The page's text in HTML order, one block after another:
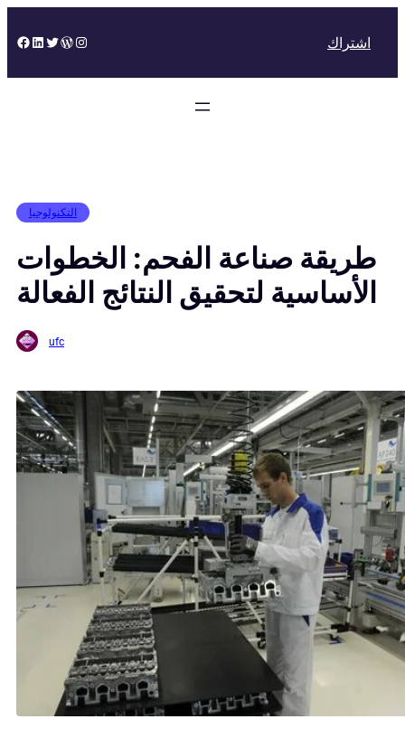
to
Facebook
LinkedIn
Twitter
WordPress
Instagram اشتراك
التكنولوجيا
طريقة صناعة الفحم: الخطوات
الأساسية لتحقيق النتائج الفعالة
ufc